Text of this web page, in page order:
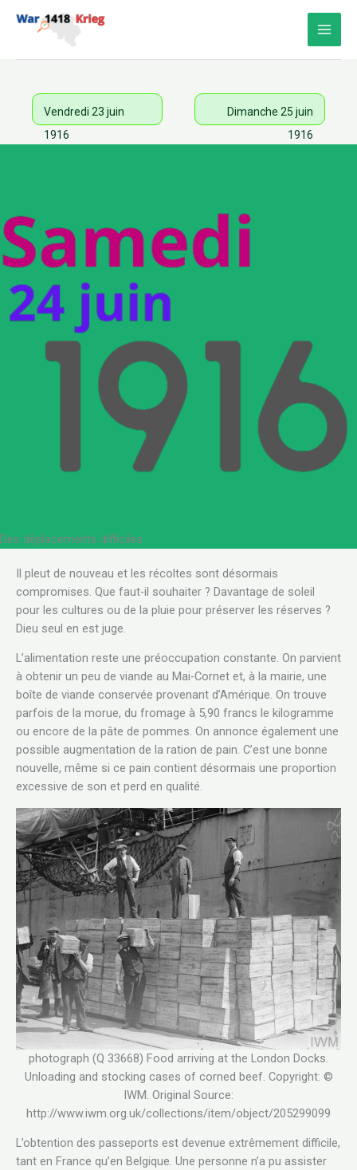
Vendredi 23 juin
1916
Dimanche 25 juin
1916
Des déplacements difficiles
Il pleut de nouveau et les récoltes sont désormais
compromises. Que faut-il souhaiter ? Davantage de soleil
pour les cultures ou de la pluie pour préserver les réserves ?
Dieu seul en est juge.
L’alimentation reste une préoccupation constante. On parvient
à obtenir un peu de viande au Mai-Cornet et, à la mairie, une
boîte de viande conservée provenant d’Amérique. On trouve
parfois de la morue, du fromage à 5,90 francs le kilogramme
ou encore de la pâte de pommes. On annonce également une
possible augmentation de la ration de pain. C’est une bonne
nouvelle, même si ce pain contient désormais une proportion
excessive de son et perd en qualité.
photograph (Q 33668) Food arriving at the London Docks.
Unloading and stocking cases of corned beef. Copyright: ©
IWM. Original Source:
http://www.iwm.org.uk/collections/item/object/205299099
L’obtention des passeports est devenue extrêmement difficile,
tant en France qu’en Belgique. Une personne n’a pu assister